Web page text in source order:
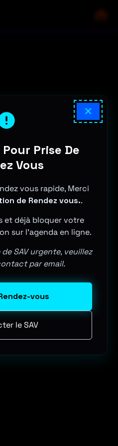
×
Prise De
Vous
vous rapide, Merci
de Rendez vous..
et déjà bloquer votre
sur l'agenda en ligne.
SAV urgente, veuillez
par email.
vous
le SAV